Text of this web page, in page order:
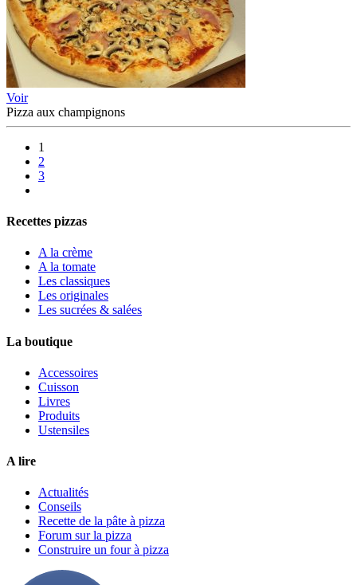
Voir
Pizza aux champignons
1
2
3
Recettes pizzas
A la crème
A la tomate
Les classiques
Les originales
Les sucrées & salées
La boutique
Accessoires
Cuisson
Livres
Produits
Ustensiles
A lire
Actualités
Conseils
Recette de la pâte à pizza
Forum sur la pizza
Construire un four à pizza